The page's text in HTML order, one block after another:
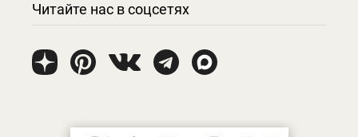
Читайте нас в соцсетях